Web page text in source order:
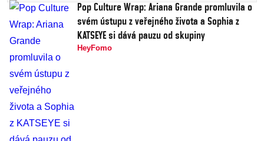
Pop Culture Wrap: Ariana Grande promluvila o
svém ústupu z veřejného života a Sophia z
KATSEYE si dává pauzu od skupiny
HeyFomo